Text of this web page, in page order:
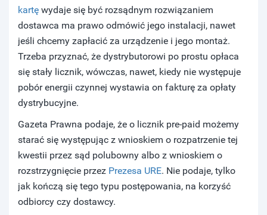
kartę wydaje się być rozsądnym rozwiązaniem
dostawca ma prawo odmówić jego instalacji, nawet
jeśli chcemy zapłacić za urządzenie i jego montaż.
Trzeba przyznać, że dystrybutorowi po prostu opłaca
się stały licznik, wówczas, nawet, kiedy nie występuje
pobór energii czynnej wystawia on fakturę za opłaty
dystrybucyjne.
Gazeta Prawna podaje, że o licznik pre-paid możemy
starać się występując z wnioskiem o rozpatrzenie tej
kwestii przez sąd polubowny albo z wnioskiem o
rozstrzygnięcie przez Prezesa URE. Nie podaje, tylko
jak kończą się tego typu postępowania, na korzyść
odbiorcy czy dostawcy.